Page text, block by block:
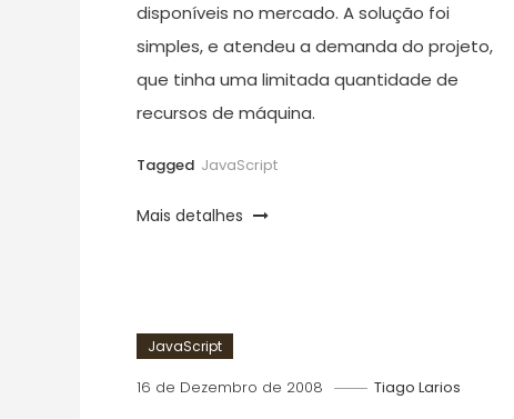
disponíveis no mercado. A solução foi
simples, e atendeu a demanda do projeto,
que tinha uma limitada quantidade de
recursos de máquina.
Tagged JavaScript
Mais detalhes
JavaScript
16 de Dezembro de 2008 Tiago Larios